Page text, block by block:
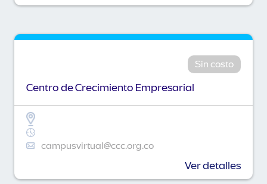
Sin costo
Centro de Crecimiento Empresarial
campusvirtual@ccc.org.co
Ver detalles